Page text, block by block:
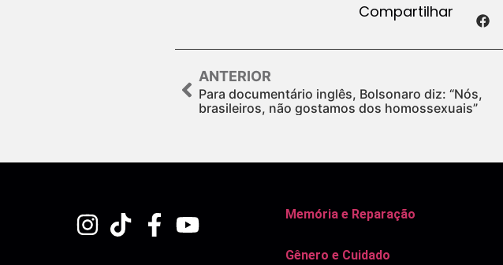
Compartilhar
ANTERIOR
Para documentário inglês, Bolsonaro diz: “Nós,
brasileiros, não gostamos dos homossexuais”
Memória e Reparação
Gênero e Cuidado